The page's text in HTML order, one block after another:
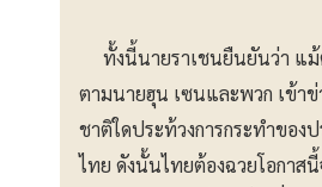
ทั้งนี้นายราเชนยืนยันว่า แม้
ตามนายฮุน เซนและพวก เข้า
ชาติใดประท้วงการกระทำของ
ไทย ดังนั้นไทยต้องฉวยโอกาส